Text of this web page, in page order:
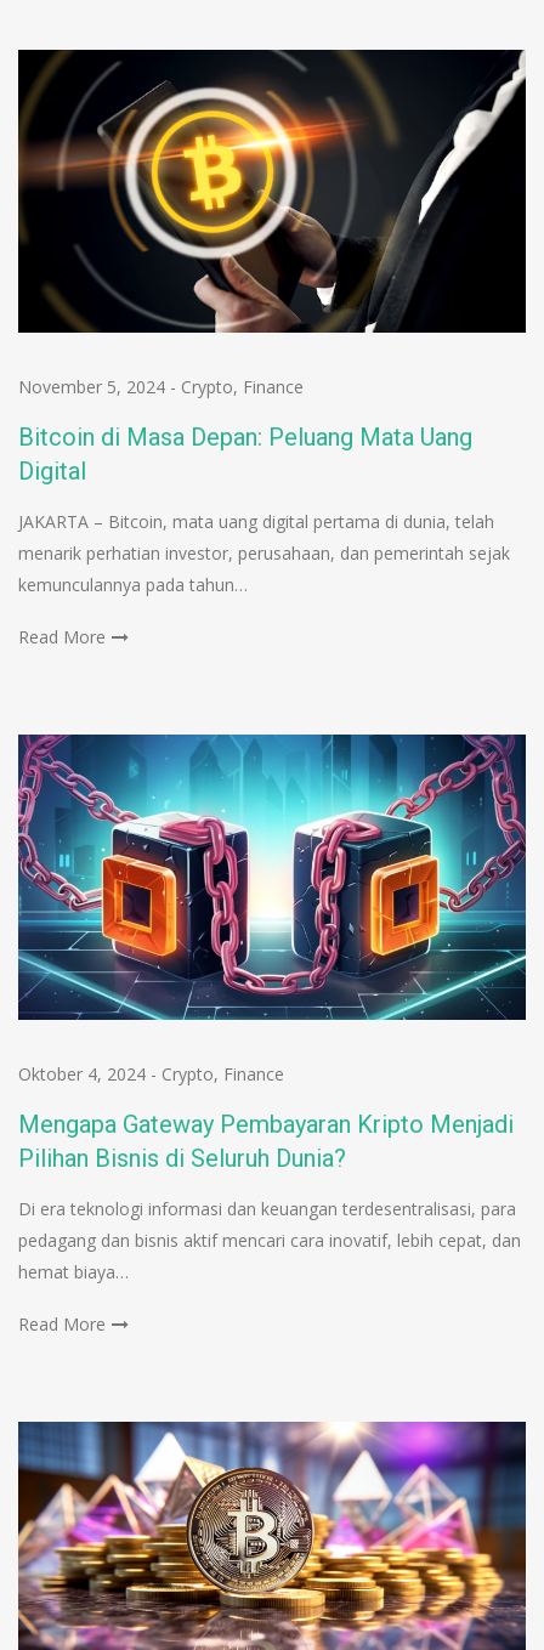
November 5, 2024 - Crypto, Finance
Bitcoin di Masa Depan: Peluang Mata Uang
Digital
JAKARTA – Bitcoin, mata uang digital pertama di dunia, telah
menarik perhatian investor, perusahaan, dan pemerintah sejak
kemunculannya pada tahun…
Read More
Oktober 4, 2024 - Crypto, Finance
Mengapa Gateway Pembayaran Kripto Menjadi
Pilihan Bisnis di Seluruh Dunia?
Di era teknologi informasi dan keuangan terdesentralisasi, para
pedagang dan bisnis aktif mencari cara inovatif, lebih cepat, dan
hemat biaya…
Read More